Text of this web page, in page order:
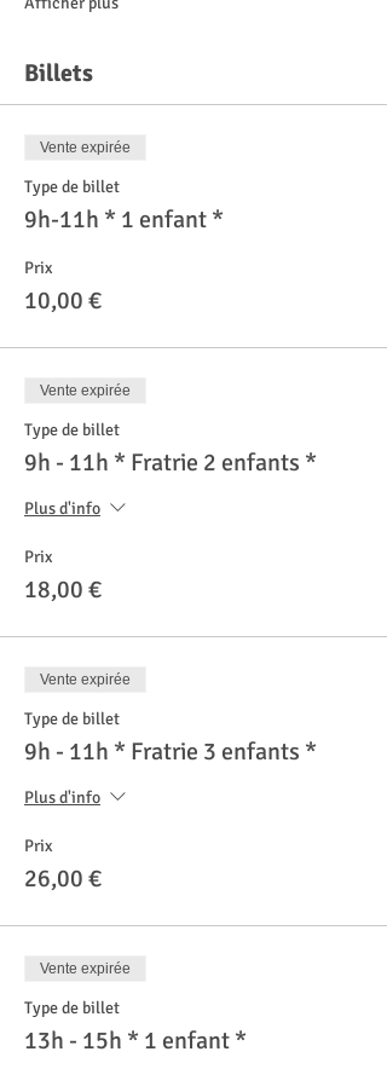
Billets
Vente expirée
Type de billet
9h-11h * 1 enfant *
Prix
10,00 €
Vente expirée
Type de billet
9h - 11h * Fratrie 2 enfants *
Plus d'info
Prix
18,00 €
Vente expirée
Type de billet
9h - 11h * Fratrie 3 enfants *
Plus d'info
Prix
26,00 €
Vente expirée
Type de billet
13h - 15h * 1 enfant *